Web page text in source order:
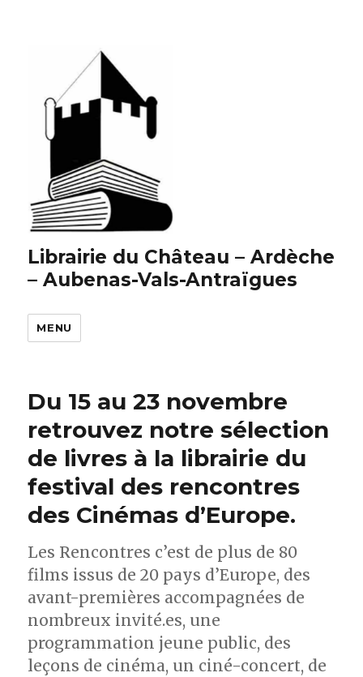
Librairie du Château – Ardèche
– Aubenas-Vals-Antraïgues
MENU
Du 15 au 23 novembre
retrouvez notre sélection
de livres à la librairie du
festival des rencontres
des Cinémas d’Europe.
Les Rencontres c’est de plus de 80
films issus de 20 pays d’Europe, des
avant-premières accompagnées de
nombreux invité.es, une
programmation jeune public, des
leçons de cinéma, un ciné-concert, de